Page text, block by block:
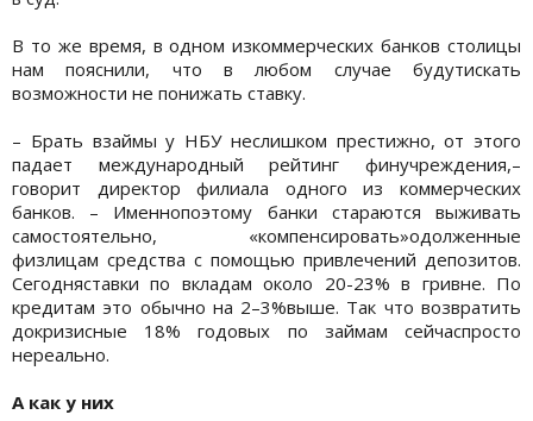
В то же время, в одном изкоммерческих банков столицы
нам пояснили, что в любом случае будутискать
возможности не понижать ставку.
– Брать взаймы у НБУ неслишком престижно, от этого
падает международный рейтинг финучреждения,–
говорит директор филиала одного из коммерческих
банков. – Именнопоэтому банки стараются выживать
самостоятельно, «компенсировать»одолженные
физлицам средства с помощью привлечений депозитов.
Сегодняставки по вкладам около 20-23% в гривне. По
кредитам это обычно на 2–3%выше. Так что возвратить
докризисные 18% годовых по займам сейчаспросто
нереально.
А как у них